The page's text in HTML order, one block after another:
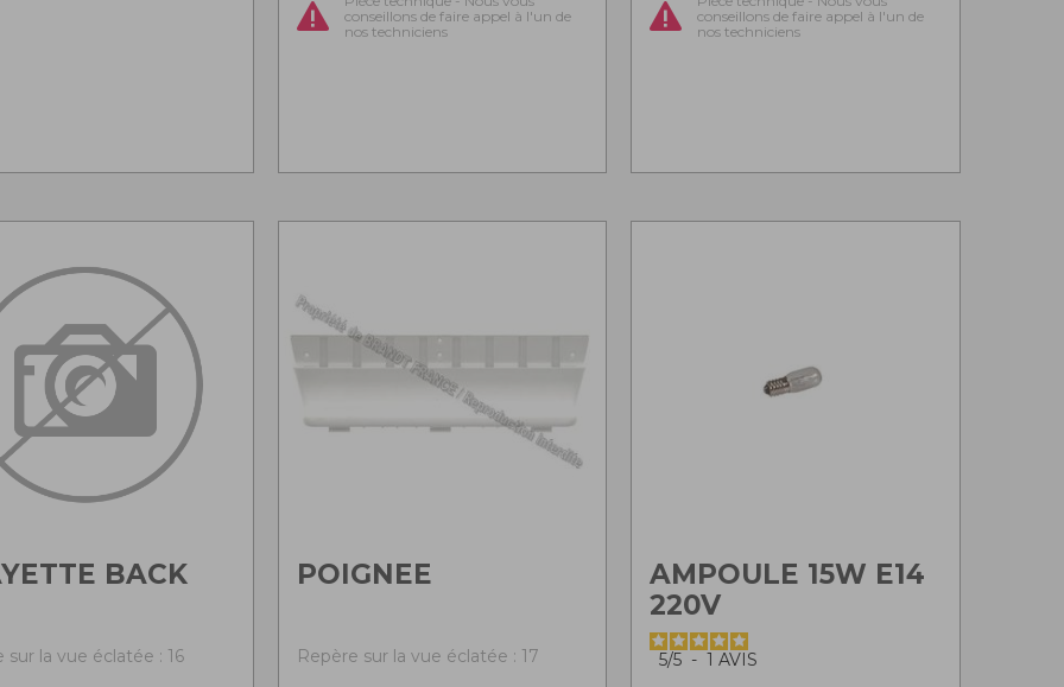
conseillons de faire appel à l'un de
nos techniciens
conseillons de faire appel à l'un de
nos techniciens
BACK
sur la vue éclatée : 16
POIGNEE
Repère sur la vue éclatée : 17
AMPOULE 15W E14
220V
5/5 - 1AVIS